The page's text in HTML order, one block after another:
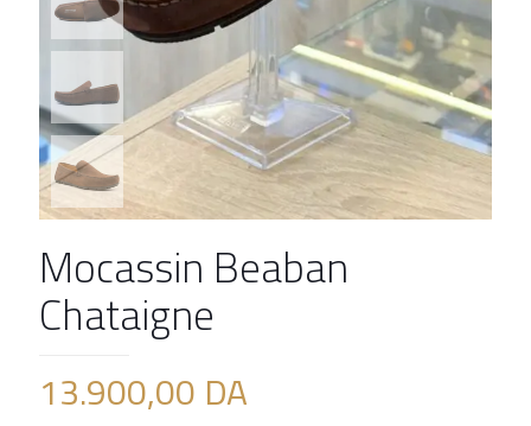
Mocassin Beaban
Chataigne
13.900,00DA